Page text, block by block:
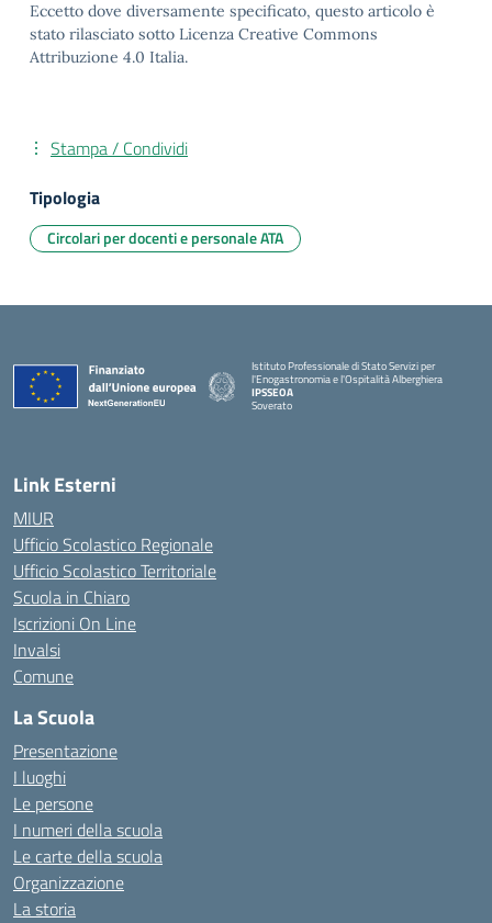
Eccetto dove diversamente specificato, questo articolo è
stato rilasciato sotto Licenza Creative Commons
Attribuzione 4.0 Italia.
Stampa / Condividi
Tipologia
Circolari per docenti e personale ATA
Istituto Professionale di Stato Servizi per
l'Enogastronomia e l'Ospitalità Alberghiera
IPSSEOA
Soverato
Link Esterni
MIUR
Ufficio Scolastico Regionale
Ufficio Scolastico Territoriale
Scuola in Chiaro
Iscrizioni On Line
Invalsi
Comune
La Scuola
Presentazione
I luoghi
Le persone
I numeri della scuola
Le carte della scuola
Organizzazione
La storia